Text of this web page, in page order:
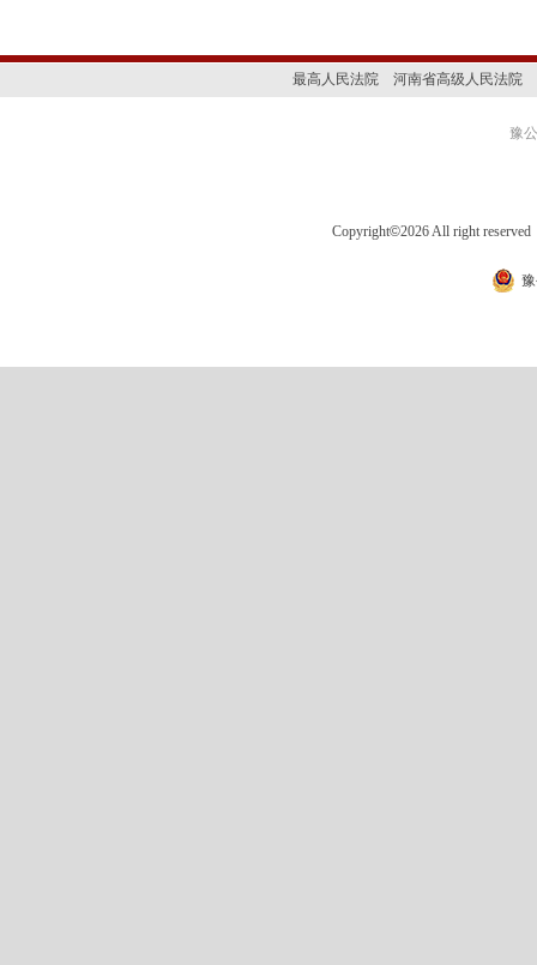
最高人民法院 河南省高级人民法院
豫
Copyright©2026 All right